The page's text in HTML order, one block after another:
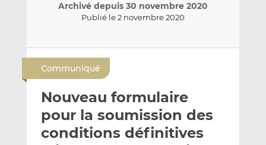
Archivé depuis 30 novembre 2020
Publié le 2 novembre 2020
y
e
r
p
a
g
e
r
a
g
e
r
Communiqué
Nouveau formulaire
pour la soumission des
conditions définitives